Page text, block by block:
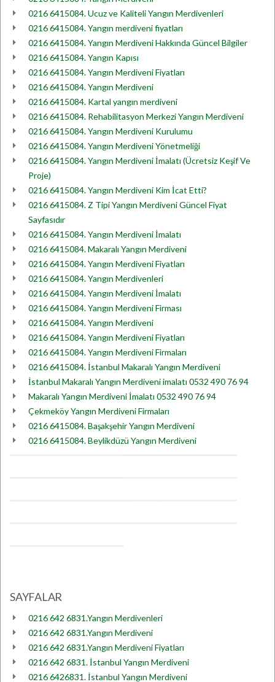
0216 6415084. Ucuz ve Kaliteli Yangın Merdivenleri
0216 6415084. Yangın merdiveni fiyatları
0216 6415084. Yangın Merdiveni Hakkında Güncel Bilgiler
0216 6415084. Yangın Kapısı
0216 6415084. Yangın Merdiveni Fiyatları
0216 6415084. Yangın Merdiveni
0216 6415084. Kartal yangın merdiveni
0216 6415084. Rehabilitasyon Merkezi Yangın Merdiveni
0216 6415084. Yangın Merdiveni Kurulumu
0216 6415084. Yangın Merdiveni Yönetmeliği
0216 6415084. Yangın Merdiveni İmalatı (Ücretsiz Keşif Ve
Proje)
0216 6415084. Yangın Merdiveni Kim İcat Etti?
0216 6415084. Z Tipi Yangın Merdiveni Güncel Fiyat
Sayfasıdır
0216 6415084. Yangın Merdiveni İmalatı
0216 6415084. Makaralı Yangın Merdiveni
0216 6415084. Yangın Merdiveni Fiyatları
0216 6415084. Yangın Merdivenleri
0216 6415084. Yangın Merdiveni İmalatı
0216 6415084. Yangın Merdiveni Firması
0216 6415084. Yangın Merdiveni
0216 6415084. Yangın Merdiveni Fiyatları
0216 6415084. Yangın Merdiveni Firmaları
0216 6415084. İstanbul Makaralı Yangın Merdiveni
İstanbul Makaralı Yangın Merdiveni imalatı 0532 490 76 94
Makaralı Yangın Merdiveni İmalatı 0532 490 76 94
Çekmeköy Yangın Merdiveni Firmaları
0216 6415084. Başakşehir Yangın Merdiveni
0216 6415084. Beylikdüzü Yangın Merdiveni
SAYFALAR
0216 642 6831.Yangın Merdivenleri
0216 642 6831.Yangın Merdiveni
0216 642 6831.Yangın Merdiveni Fiyatları
0216 642 6831. İstanbul Yangın Merdiveni
0216 6426831. İstanbul Yangın Merdiveni